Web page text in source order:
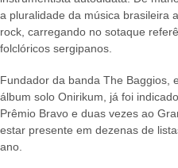
a pluralidade da música brasileira
rock, carregando no sotaque
folclóricos sergipanos.
Fundador da banda The Baggios,
álbum solo Onirikum, já foi
Prêmio Bravo e duas vezes ao
estar presente em dezenas de
ano.